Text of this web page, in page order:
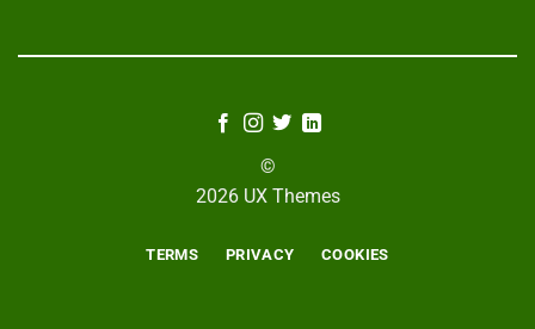
©
2026 UX Themes
TERMS PRIVACY COOKIES